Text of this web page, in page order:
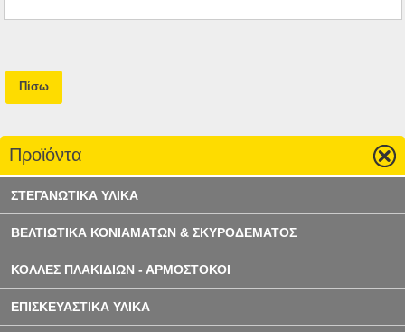
Πίσω
Προϊόντα
ΣΤΕΓΑΝΩΤΙΚΑ ΥΛΙΚΑ
ΒΕΛΤΙΩΤΙΚΑ ΚΟΝΙΑΜΑΤΩΝ & ΣΚΥΡΟΔΕΜΑΤΟΣ
ΚΟΛΛΕΣ ΠΛΑΚΙΔΙΩΝ - ΑΡΜΟΣΤΟΚΟΙ
ΕΠΙΣΚΕΥΑΣΤΙΚΑ ΥΛΙΚΑ